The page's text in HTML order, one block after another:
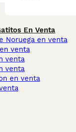
En Venta
Noruega en venta
venta
venta
venta
en venta